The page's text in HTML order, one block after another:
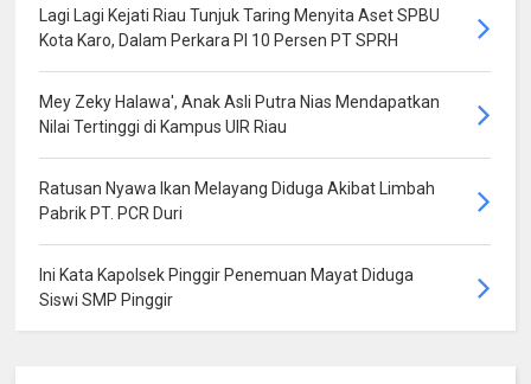
Lagi Lagi Kejati Riau Tunjuk Taring Menyita Aset SPBU
Kota Karo, Dalam Perkara PI 10 Persen PT SPRH
Mey Zeky Halawa', Anak Asli Putra Nias Mendapatkan
Nilai Tertinggi di Kampus UIR Riau
Ratusan Nyawa Ikan Melayang Diduga Akibat Limbah
Pabrik PT. PCR Duri
Ini Kata Kapolsek Pinggir Penemuan Mayat Diduga
Siswi SMP Pinggir